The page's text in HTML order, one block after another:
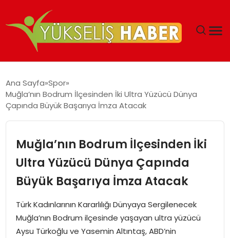
MALIYETLERINI AZALTIYOR’
Ana Sayfa Spor
Muğla’nın Bodrum İlçesinden İki Ultra Yüzücü Dünya
Çapında Büyük Başarıya İmza Atacak
Muğla’nın Bodrum İlçesinden İki
Ultra Yüzücü Dünya Çapında
Büyük Başarıya İmza Atacak
Türk Kadınlarının Kararlılığı Dünyaya Sergilenecek
Muğla’nın Bodrum ilçesinde yaşayan ultra yüzücü
Aysu Türkoğlu ve Yasemin Altıntaş, ABD’nin